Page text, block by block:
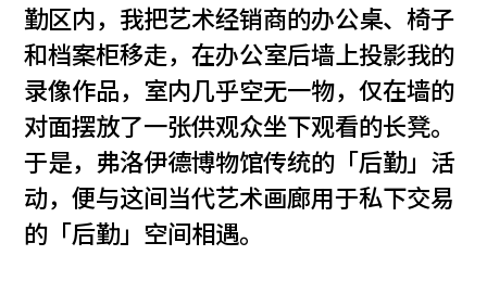
勤区内，我把艺术经销商的办公桌、椅子
和档案柜移走，在办公室后墙上投影我的
录像作品，室内几乎空无一物，仅在墙的
对面摆放了一张供观众坐下观看的长凳。
于是，弗洛伊德博物馆传统的「后勤」活
动，便与这间当代艺术画廊用于私下交易
的「后勤」空间相遇。